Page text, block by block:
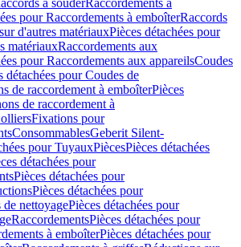
à souderRaccordements à
pour Raccordements à emboîterRaccords
d'autres matériauxPièces détachées pour
matériauxRaccordements aux
pour Raccordements aux appareilsCoudes
détachées pour Coudes de
de raccordement à emboîterPièces
de raccordement à
Fixations pour
ConsommablesGeberit Silent-
pour TuyauxPiècesPièces détachées
détachées pour
Pièces détachées pour
Pièces détachées pour
nettoyagePièces détachées pour
RaccordementsPièces détachées pour
à emboîterPièces détachées pour